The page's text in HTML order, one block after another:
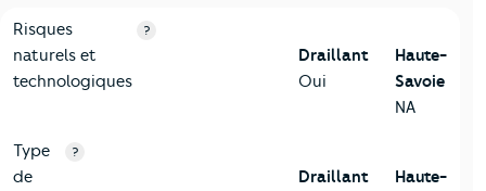
9-Diagnostic risques
Critères Draillant
Risques
naturels et
technologiques
?
Draillant
Oui
Haute-
Savoie
NA
Type
de
?
Draillant
Haute-